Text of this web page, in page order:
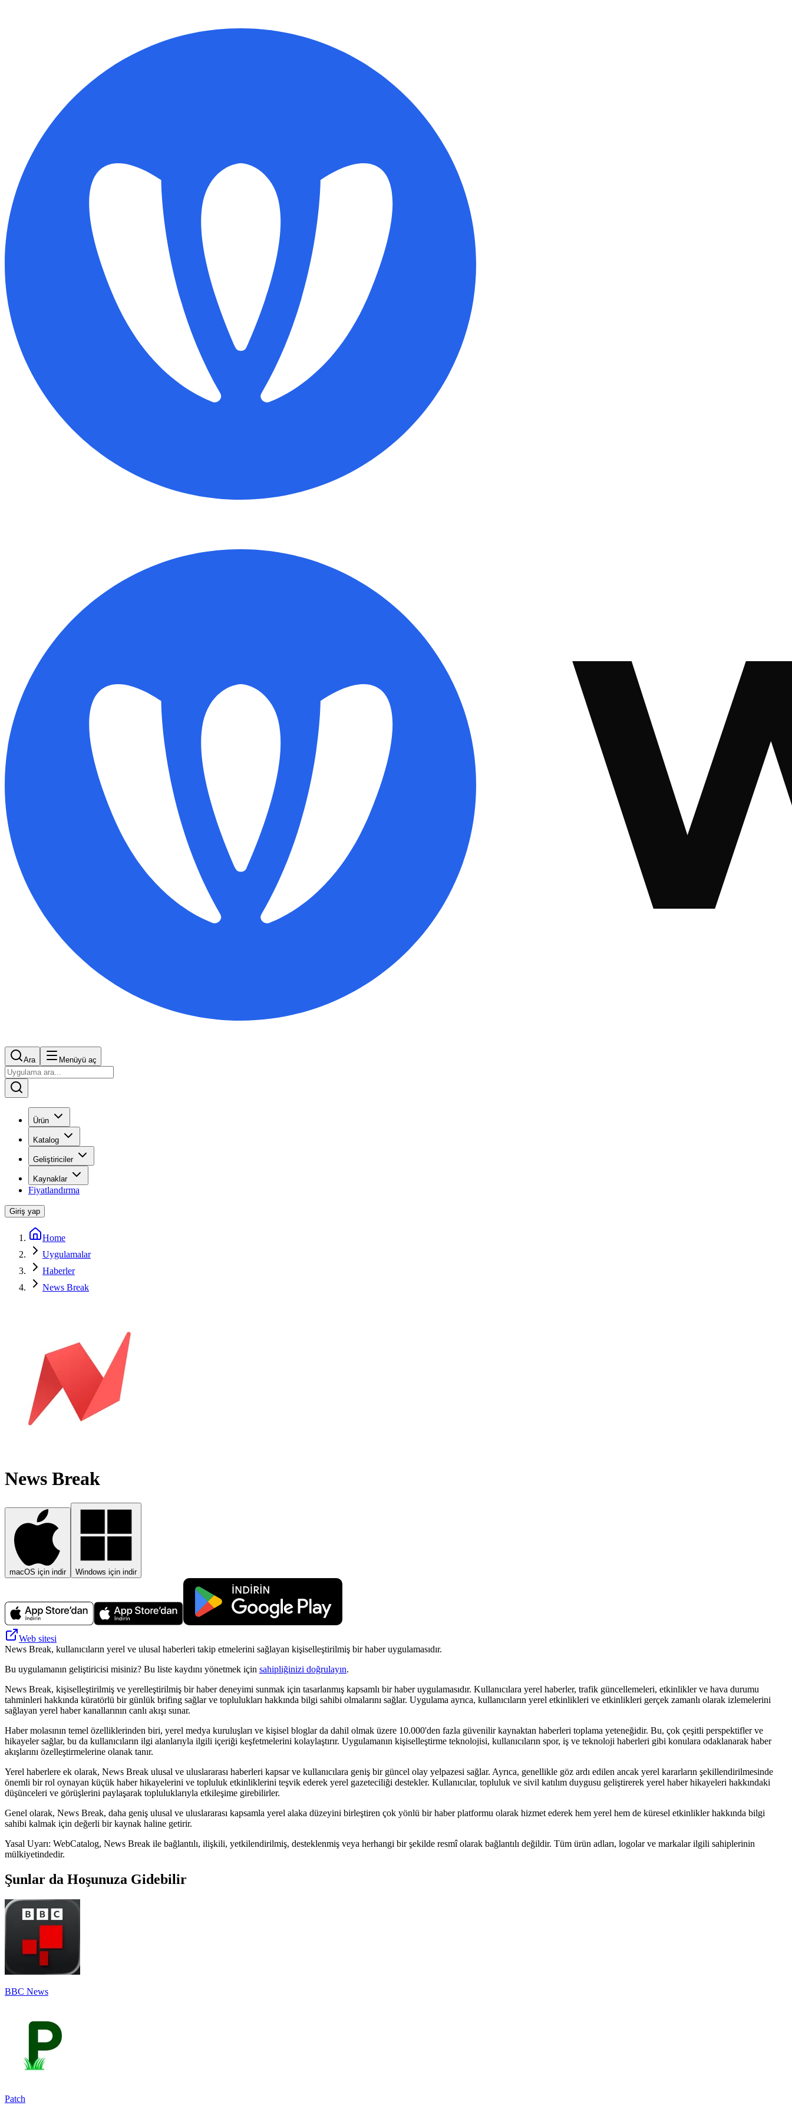
Ara Menüyü aç
Ürün
Katalog
Geliştiriciler
Kaynaklar
Fiyatlandırma
Giriş yap
Home
Uygulamalar
Haberler
News Break
News Break
macOS için indir Windows için indir
Web sitesi
News Break, kullanıcıların yerel ve ulusal haberleri takip etmelerini sağlayan kişiselleştirilmiş bir haber uygulamasıdır.
Bu uygulamanın geliştiricisi misiniz? Bu liste kaydını yönetmek için sahipliğinizi doğrulayın.
News Break, kişiselleştirilmiş ve yerelleştirilmiş bir haber deneyimi sunmak için tasarlanmış kapsamlı bir haber uygulamasıdır. Kullanıcılara yerel haberler, trafik güncellemeleri, etkinlikler ve hava durumu
tahminleri hakkında küratörlü bir günlük brifing sağlar ve toplulukları hakkında bilgi sahibi olmalarını sağlar. Uygulama ayrıca, kullanıcıların yerel etkinlikleri ve etkinlikleri gerçek zamanlı olarak izlemelerini
sağlayan yerel haber kanallarının canlı akışı sunar.
Haber molasının temel özelliklerinden biri, yerel medya kuruluşları ve kişisel bloglar da dahil olmak üzere 10.000'den fazla güvenilir kaynaktan haberleri toplama yeteneğidir. Bu, çok çeşitli perspektifler ve
hikayeler sağlar, bu da kullanıcıların ilgi alanlarıyla ilgili içeriği keşfetmelerini kolaylaştırır. Uygulamanın kişiselleştirme teknolojisi, kullanıcıların spor, iş ve teknoloji haberleri gibi konulara odaklanarak haber
akışlarını özelleştirmelerine olanak tanır.
Yerel haberlere ek olarak, News Break ulusal ve uluslararası haberleri kapsar ve kullanıcılara geniş bir güncel olay yelpazesi sağlar. Ayrıca, genellikle göz ardı edilen ancak yerel kararların şekillendirilmesinde
önemli bir rol oynayan küçük haber hikayelerini ve topluluk etkinliklerini teşvik ederek yerel gazeteciliği destekler. Kullanıcılar, topluluk ve sivil katılım duygusu geliştirerek yerel haber hikayeleri hakkındaki
düşünceleri ve görüşlerini paylaşarak topluluklarıyla etkileşime girebilirler.
Genel olarak, News Break, daha geniş ulusal ve uluslararası kapsamla yerel alaka düzeyini birleştiren çok yönlü bir haber platformu olarak hizmet ederek hem yerel hem de küresel etkinlikler hakkında bilgi
sahibi kalmak için değerli bir kaynak haline getirir.
Yasal Uyarı: WebCatalog, News Break ile bağlantılı, ilişkili, yetkilendirilmiş, desteklenmiş veya herhangi bir şekilde resmî olarak bağlantılı değildir. Tüm ürün adları, logolar ve markalar ilgili sahiplerinin
mülkiyetindedir.
Şunlar da Hoşunuza Gidebilir
BBC News
Patch